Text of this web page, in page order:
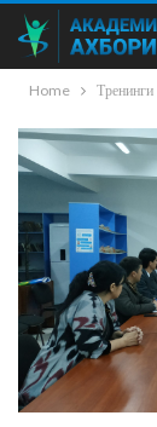
Home Тренинги